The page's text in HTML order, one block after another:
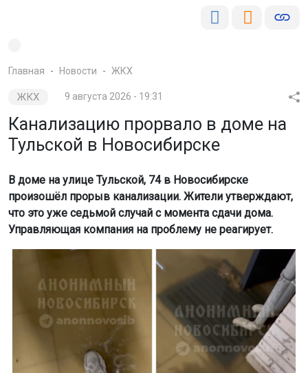
Главная Новости ЖКХ
ЖКХ 9 августа 2026 - 19:31
Канализацию прорвало в доме на
Тульской в Новосибирске
В доме на улице Тульской, 74 в Новосибирске
произошёл прорыв канализации. Жители утверждают,
что это уже седьмой случай с момента сдачи дома.
Управляющая компания на проблему не реагирует.